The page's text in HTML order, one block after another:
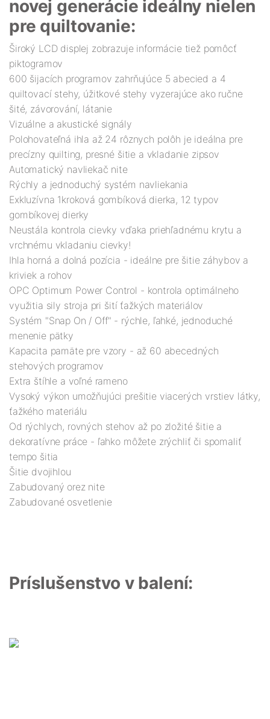
novej generácie ideálny nielen
pre quiltovanie:
Široký LCD displej zobrazuje informácie tiež pomôcť
piktogramov
600 šijacích programov zahrňujúce 5 abecied a 4
quiltovací stehy, úžitkové stehy vyzerajúce ako ručne
šité, závorování, látanie
Vizuálne a akustické signály
Polohovateľná ihla až 24 rôznych polôh je ideálna pre
precízny quilting, presné šitie a vkladanie zipsov
Automatický navliekač nite
Rýchly a jednoduchý systém navliekania
Exkluzívna 1kroková gombíková dierka, 12 typov
gombíkovej dierky
Neustála kontrola cievky vďaka priehľadnému krytu a
vrchnému vkladaniu cievky!
Ihla horná a dolná pozícia - ideálne pre šitie záhybov a
kriviek a rohov
OPC Optimum Power Control - kontrola optimálneho
využitia sily stroja pri šití ťažkých materiálov
Systém "Snap On / Off" - rýchle, ľahké, jednoduché
menenie pätky
Kapacita pamäte pre vzory - až 60 abecedných
stehových programov
Extra štíhle a voľné rameno
Vysoký výkon umožňujúci prešitie viacerých vrstiev látky,
ťažkého materiálu
Od rýchlych, rovných stehov až po zložité šitie a
dekoratívne práce - ľahko môžete zrýchliť či spomaliť
tempo šitia
Šitie dvojihlou
Zabudovaný orez nite
Zabudované osvetlenie
Príslušenstvo v balení: